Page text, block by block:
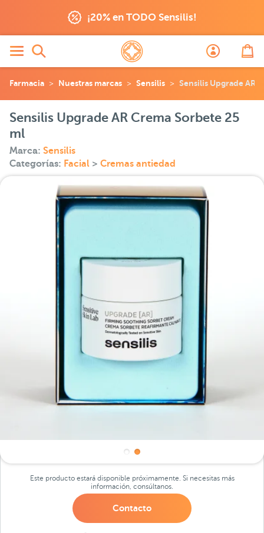
¡20% en TODO Sensilis!
Farmacia Nuestras marcas Sensilis Sensilis Upgrade AR
Sensilis Upgrade AR Crema Sorbete 25
ml
Marca: Sensilis
Categorías: Facial > Cremas antiedad
Este producto estará disponible próximamente. Si necesitas más
información, consúltanos.
Contacto